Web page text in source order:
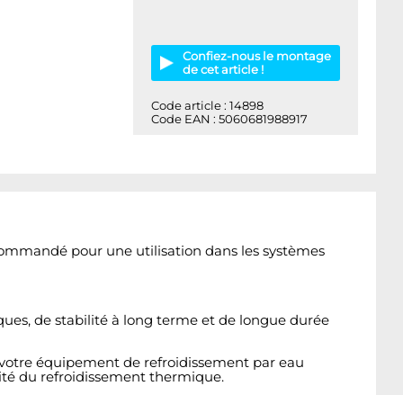
Confiez-nous le montage
de cet article !
Code article : 14898
Code EAN : 5060681988917
pour une utilisation dans les systèmes
de stabilité à long terme et de longue durée
équipement de refroidissement par eau
du refroidissement thermique.